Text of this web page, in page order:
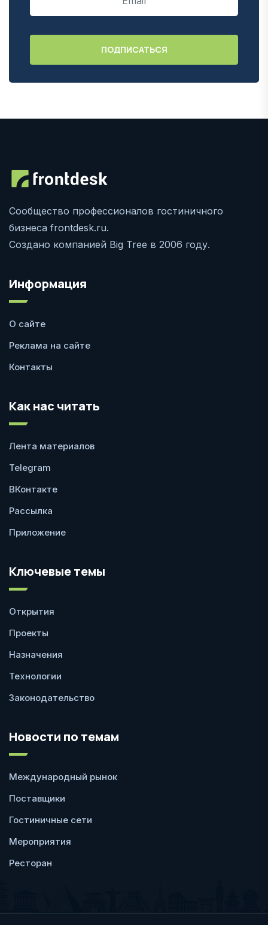
Сообщество профессионалов гостиничного
бизнеса frontdesk.ru.
Создано компанией Big Tree в 2006 году.
Информация
О сайте
Реклама на сайте
Контакты
Как нас читать
Лента материалов
Telegram
ВКонтакте
Рассылка
Приложение
Ключевые темы
Открытия
Проекты
Назначения
Технологии
Законодательство
Новости по темам
Международный рынок
Поставщики
Гостиничные сети
Мероприятия
Ресторан